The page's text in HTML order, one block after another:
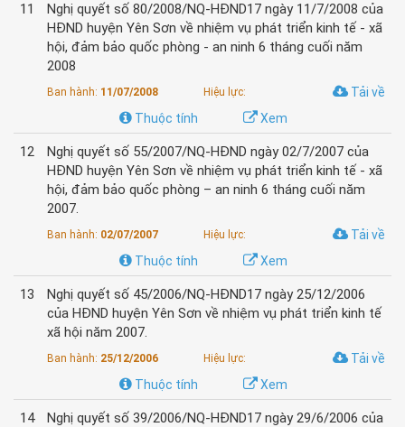
11
Nghị quyết số 80/2008/NQ-HĐND17 ngày 11/7/2008 của
HĐND huyện Yên Sơn về nhiệm vụ phát triển kinh tế - xã
hội, đảm bảo quốc phòng - an ninh 6 tháng cuối năm
2008
Ban hành: 11/07/2008 Hiệu lực:
Tải về
Xem
Thuộc tính
12
Nghị quyết số 55/2007/NQ-HĐND ngày 02/7/2007 của
HĐND huyện Yên Sơn về nhiệm vụ phát triển kinh tế - xã
hội, đảm bảo quốc phòng – an ninh 6 tháng cuối năm
2007.
Ban hành: 02/07/2007 Hiệu lực:
Tải về
Xem
Thuộc tính
13
Nghị quyết số 45/2006/NQ-HĐND17 ngày 25/12/2006
của HĐND huyện Yên Sơn về nhiệm vụ phát triển kinh tế
xã hội năm 2007.
Ban hành: 25/12/2006 Hiệu lực:
Tải về
Xem
Thuộc tính
14
Nghị quyết số 39/2006/NQ-HĐND17 ngày 29/6/2006 của